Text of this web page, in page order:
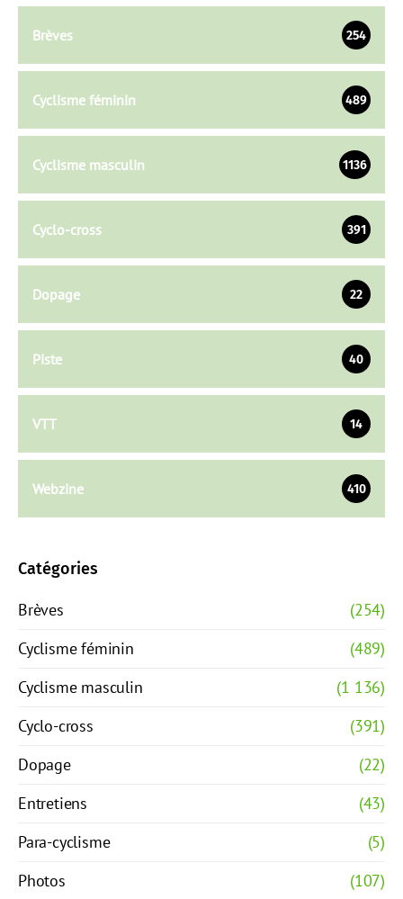
Brèves 254
Cyclisme féminin 489
Cyclisme masculin 1136
Cyclo-cross 391
Dopage 22
Piste 40
VTT 14
Webzine 410
Catégories
Brèves
(254)
Cyclisme féminin
(489)
Cyclisme masculin
(1 136)
Cyclo-cross
(391)
Dopage
(22)
Entretiens
(43)
Para-cyclisme
(5)
Photos
(107)